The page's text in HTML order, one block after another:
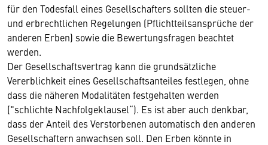
für den Todesfall eines Gesellschafters sollten die steuer-
und erbrechtlichen Regelungen (Pflichtteilsansprüche der
anderen Erben) sowie die Bewertungsfragen beachtet
werden.
Der Gesellschaftsvertrag kann die grundsätzliche
Vererblichkeit eines Gesellschaftsanteiles festlegen, ohne
dass die näheren Modalitäten festgehalten werden
("schlichte Nachfolgeklausel“). Es ist aber auch denkbar,
dass der Anteil des Verstorbenen automatisch den anderen
Gesellschaftern anwachsen soll. Den Erben könnte in